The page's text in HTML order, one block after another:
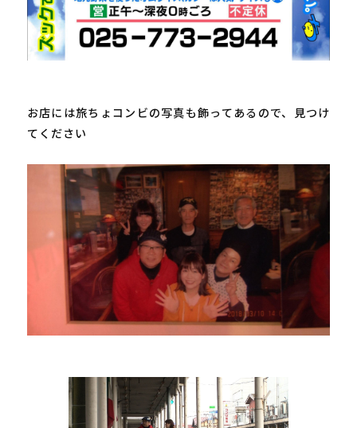
お店には旅ちょコンビの写真も飾ってあるので、見つけ
てください